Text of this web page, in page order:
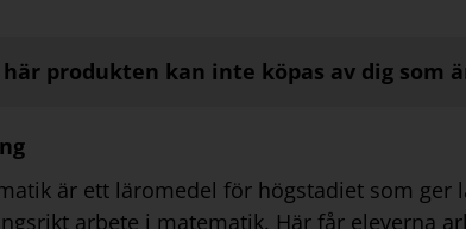
här produkten kan inte köpas av dig som
är ett läromedel för högstadiet som
arbete i matematik. Här får eleverna